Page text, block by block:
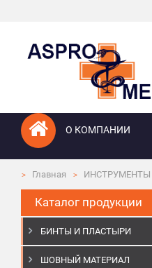
О КОМПАНИИ
Главная ИНСТРУМЕНТЫ
Каталог продукции
БИНТЫ И ПЛАСТЫРИ
ШОВНЫЙ МАТЕРИАЛ